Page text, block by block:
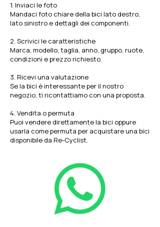
1. Inviaci le foto
Mandaci foto chiare della bici lato destro,
lato sinistro e dettagli dei componenti.
2. Scrivici le caratteristiche
Marca, modello, taglia, anno, gruppo, ruote,
condizioni e prezzo richiesto.
3. Ricevi una valutazione
Se la bici è interessante per il nostro
negozio, ti ricontattiamo con una proposta.
4. Vendita o permuta
Puoi vendere direttamente la bici oppure
usarla come permuta per acquistare una bici
disponibile da Re-Cyclist.